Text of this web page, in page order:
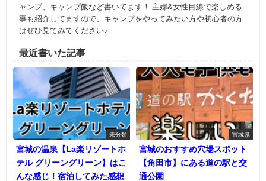
ャンプ、キャンプ飯など書いてます！ 主婦&女性目線で楽しめる
事も紹介してますので、キャンプをやってみたい方や初心者の方
はぜひ見てみてください♪
最近書いた記事
未分類
宮城の温泉【La楽リゾートホ
テル グリーングリーン】はこ
んな感じ！宿泊してみた感想
宮城県
宮城のおすすめ穴場スポット
【角田市】にある道の駅と交
通公園